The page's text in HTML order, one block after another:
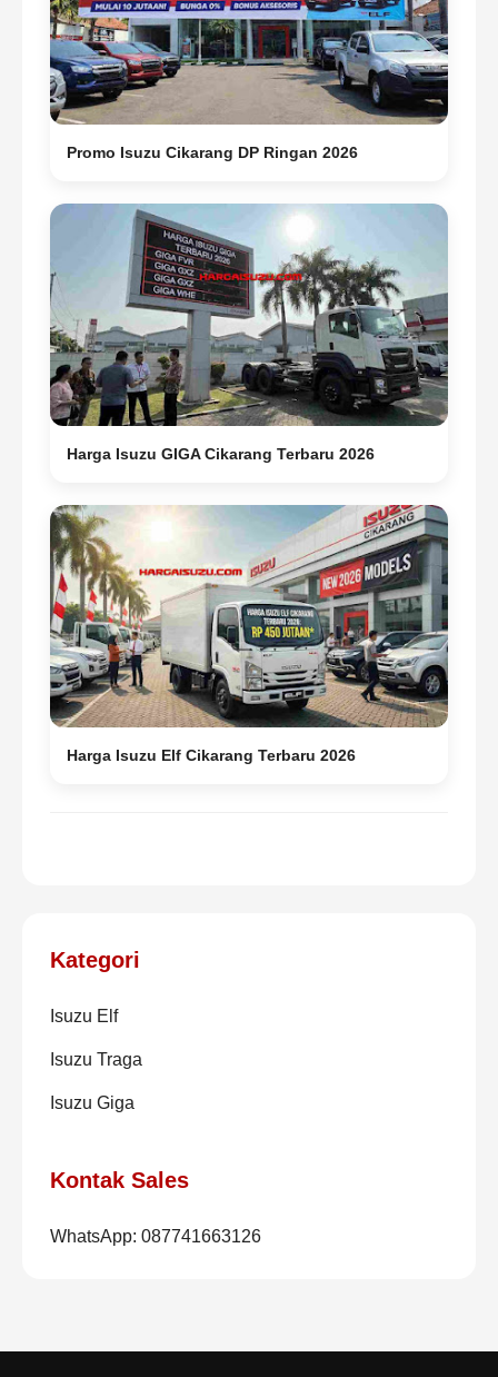
Promo Isuzu Cikarang DP Ringan 2026
Harga Isuzu GIGA Cikarang Terbaru 2026
Harga Isuzu Elf Cikarang Terbaru 2026
Kategori
Isuzu Elf
Isuzu Traga
Isuzu Giga
Kontak Sales
WhatsApp: 087741663126